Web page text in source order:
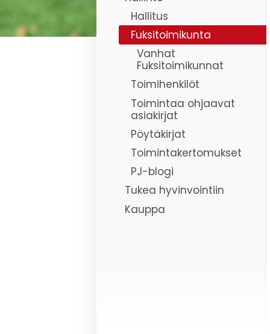
Hallitus
Fuksitoimikunta
Vanhat
Fuksitoimikunnat
Toimihenkilöt
Toimintaa ohjaavat
asiakirjat
Pöytäkirjat
Toimintakertomukset
PJ-blogi
Tukea hyvinvointiin
Kauppa